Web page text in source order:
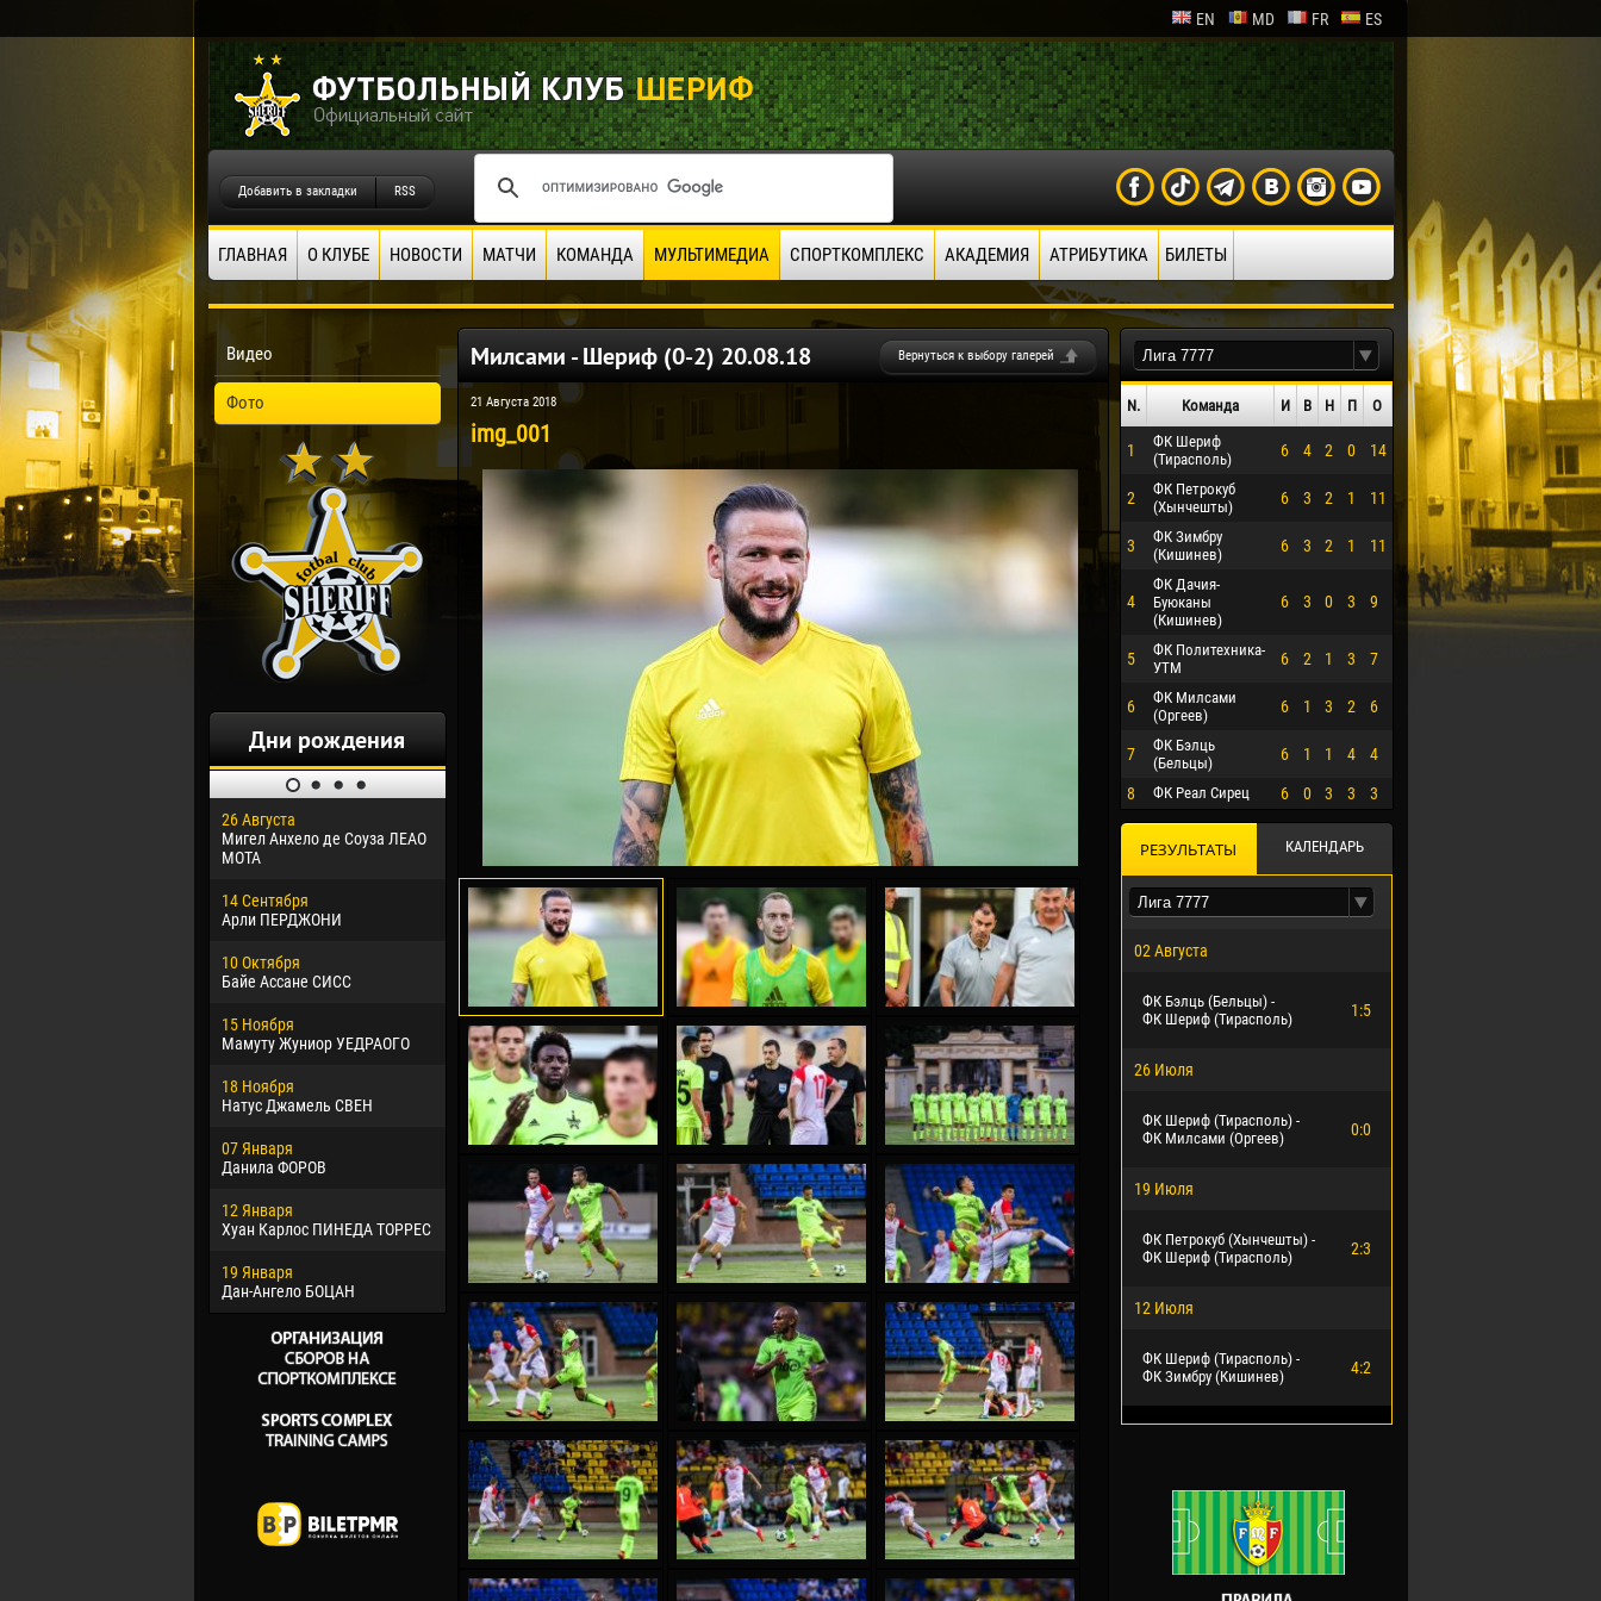
EN MD FR ES
Добавить в закладки RSS
ГЛАВНАЯ О КЛУБЕ НОВОСТИ МАТЧИ КОМАНДА МУЛЬТИМЕДИА СПОРТКОМПЛЕКС АКАДЕМИЯ АТРИБУТИКА БИЛЕТЫ
Видео
Фото
Дни рождения
26 Августа
Мигел Анхело де Соуза ЛЕАО
МОТА
14 Сентября
Арли ПЕРДЖОНИ
10 Октября
Байе Ассане СИСС
15 Ноября
Мамуту Жуниор УЕДРАОГО
18 Ноября
Натус Джамель СВЕН
07 Января
Данила ФОРОВ
12 Января
Хуан Карлос ПИНЕДА ТОРРЕС
19 Января
Дан-Ангело БОЦАН
24 Февраля
Владислав КОСТИН
02 Марта
Вячеслав КОЗМА
09 Марта
Эммануэль АФЕТСЕ
20 Марта
Хайдер Морено АСПРИЛЬЯ
22 Марта
Самба КОНЕ
Витор Уго Морайс де
ОЛИВЕЙРА
28 Марта
04 Мая
Всеволод НИХАЕВ
Ренат ЖОСАН
24 Мая
Николай ЧЕБОТАРЬ
15 Июня
Конан Жорес-Ульрих ЛУКУ
24 Июня
Виктор ЧУМАШУ
28 Июня
Сумаила МАГАССУБА
10 Июля
Бурама ФОМБА
15 Июля
Иван ДЮЛГЕРОВ
Жаир Амет МОДЕЛО ЭРРЕРА
Эмиль ТЫМБУР
24 Июля
Михаил КОРОТКОВ
27 Июля
Владимир ФРАТЯ
Милсами - Шериф (0-2) 20.08.18 Вернуться к выбору галерей
21 Августа 2018
img_001
N. Команда И В Н П О
1
ФК Шериф
(Тирасполь)
6 4 2 0 14
2
ФК Петрокуб
(Хынчешты)
6 3 2 1 11
3
ФК Зимбру
(Кишинев)
6 3 2 1 11
4
ФК Дачия-
Буюканы
(Кишинев)
6 3 0 3 9
5
ФК Политехника-
УТМ
6 2 1 3 7
6
ФК Милсами
(Оргеев)
6 1 3 2 6
7
ФК Бэлць
(Бельцы)
6 1 1 4 4
8 ФК Реал Сирец 6 0 3 3 3
РЕЗУЛЬТАТЫ КАЛЕНДАРЬ
02 Августа
ФК Бэлць (Бельцы) -
ФК Шериф (Тирасполь)
1:5
26 Июля
ФК Шериф (Тирасполь) -
ФК Милсами (Оргеев)
0:0
19 Июля
ФК Петрокуб (Хынчешты) -
ФК Шериф (Тирасполь)
2:3
12 Июля
ФК Шериф (Тирасполь) -
ФК Зимбру (Кишинев)
4:2